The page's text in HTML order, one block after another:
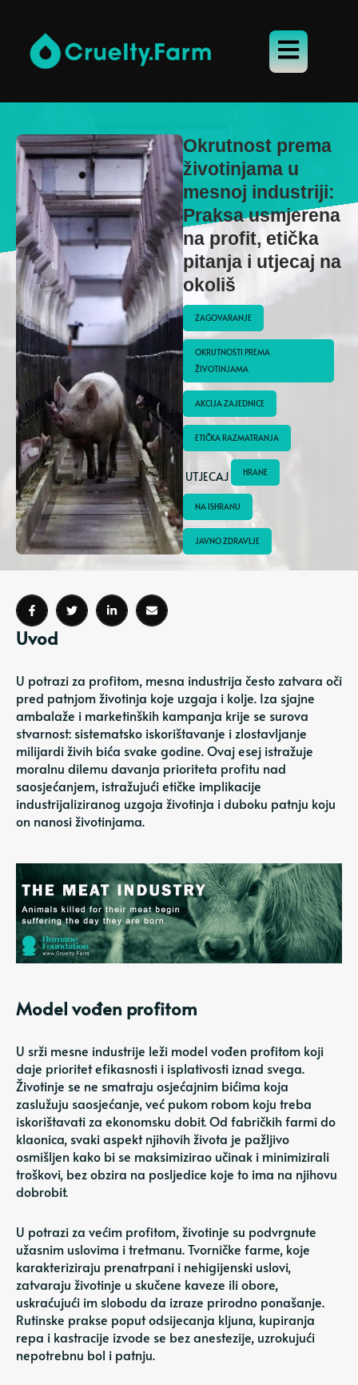
Okrutnost prema
životinjama u
mesnoj industriji:
Praksa usmjerena
na profit, etička
pitanja i utjecaj na
okoliš
ZAGOVARANJE
OKRUTNOSTI PREMA
ŽIVOTINJAMA
AKCIJA ZAJEDNICE
ETIČKA RAZMATRANJA
UTJECAJ HRANE
NA ISHRANU
JAVNO ZDRAVLJE
Uvod
U potrazi za profitom, mesna industrija često zatvara oči
pred patnjom životinja koje uzgaja i kolje. Iza sjajne
ambalaže i marketinških kampanja krije se surova
stvarnost: sistematsko iskorištavanje i zlostavljanje
milijardi živih bića svake godine. Ovaj esej istražuje
moralnu dilemu davanja prioriteta profitu nad
saosjećanjem, istražujući etičke implikacije
industrijaliziranog uzgoja životinja i duboku patnju koju
on nanosi životinjama.
Model vođen profitom
U srži mesne industrije leži model vođen profitom koji
daje prioritet efikasnosti i isplativosti iznad svega.
Životinje se ne smatraju osjećajnim bićima koja
zaslužuju saosjećanje, već pukom robom koju treba
iskorištavati za ekonomsku dobit. Od fabričkih farmi do
klaonica, svaki aspekt njihovih života je pažljivo
osmišljen kako bi se maksimizirao učinak i minimizirali
troškovi, bez obzira na posljedice koje to ima na njihovu
dobrobit.
U potrazi za većim profitom, životinje su podvrgnute
užasnim uslovima i tretmanu. Tvorničke farme, koje
karakteriziraju prenatrpani i nehigijenski uslovi,
zatvaraju životinje u skučene kaveze ili obore,
uskraćujući im slobodu da izraze prirodno ponašanje.
Rutinske prakse poput odsijecanja kljuna, kupiranja
repa i kastracije izvode se bez anestezije, uzrokujući
nepotrebnu bol i patnju.